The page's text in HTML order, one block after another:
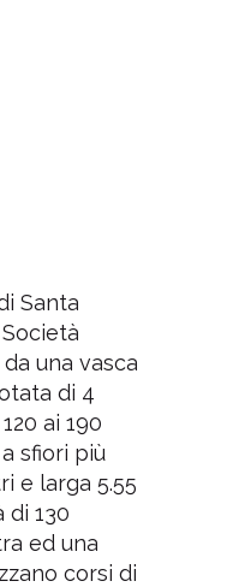
Santa
una vasca
di 4
ai 190
sfiori più
e larga 5.55
di 130
ed una
corsi di